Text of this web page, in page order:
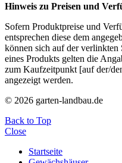
Hinweis zu Preisen und
Sofern Produktpreise und
entsprechen diese dem
können sich auf der verlinkten
eines Produkts gelten die
zum Kaufzeitpunkt [auf der/
angezeigt werden.
© 2026 garten-landbau.de
Back to Top
Close
Startseite